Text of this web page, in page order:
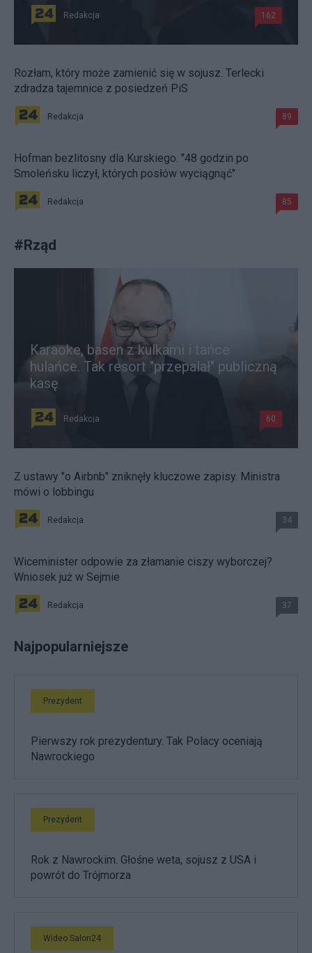
Redakcja 162
Rozłam, który może zamienić się w sojusz. Terlecki
zdradza tajemnice z posiedzeń PiS
Redakcja 89
Hofman bezlitosny dla Kurskiego. "48 godzin po
Smoleńsku liczył, których posłów wyciągnąć"
Redakcja 85
#Rząd
Karaoke, basen z kulkami i tańce
hulańce. Tak resort "przepalał" publiczną
kasę
Redakcja 60
Z ustawy "o Airbnb" zniknęły kluczowe zapisy. Ministra
mówi o lobbingu
Redakcja 34
Wiceminister odpowie za złamanie ciszy wyborczej?
Wniosek już w Sejmie
Redakcja 37
Najpopularniejsze
Prezydent
Pierwszy rok prezydentury. Tak Polacy oceniają
Nawrockiego
Prezydent
Rok z Nawrockim. Głośne weta, sojusz z USA i
powrót do Trójmorza
Wideo Salon24